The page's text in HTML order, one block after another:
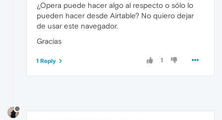
¿Opera puede hacer algo al respecto o sólo lo
pueden hacer desde Airtable? No quiero dejar
de usar este navegador.
Gracias
1
1 Reply